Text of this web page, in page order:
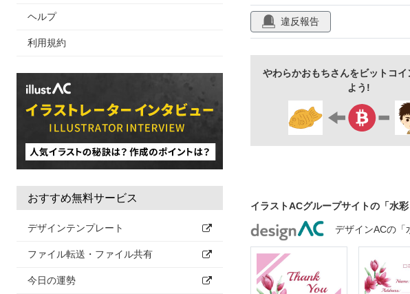
ヘルプ
利用規約
おすすめ無料サービス
デザインテンプレート
ファイル転送・ファイル共有
今日の運勢
淡い 区切り
違反報告
やわらかおもちさんをビットコイ
よう!
イラストACグループサイトの「水
デザインACの「